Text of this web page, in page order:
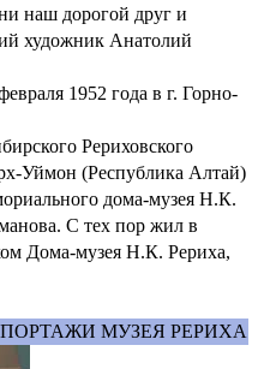
наш дорогой друг и
художник Анатолий
1952 года в г. Горно-
Рериховского
Уймон (Республика Алтай)
дома-музея Н.К.
С тех пор жил в
Дома-музея Н.К. Рериха,
МУЗЕЯ РЕРИХА